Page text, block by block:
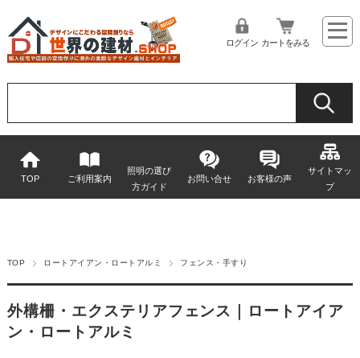
ログイン カートをみる
TOP ご利用案内
照明の選び
方ガイド
お問い合せ お客様の声
サイトマッ
プ
TOP ロートアイアン・ロートアルミ フェンス・手すり
外構柵・エクステリアフェンス｜ロートアイア
ン・ロートアルミ